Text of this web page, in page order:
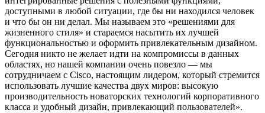
доступными в любой ситуации, где бы ни находился человек
и что бы он ни делал. Мы называем это «решениями для
жизненного стиля» и стараемся насытить их лучшей
функциональностью и оформить привлекательным дизайном.
Сегодня никто не желает идти на компромиссы в данных
областях, но нашей компании очень повезло — мы
сотрудничаем с Cisco, настоящим лидером, который стремится
использовать лучшие качества двух миров: высокую
производительность новаторских технологий корпоративного
класса и удобный дизайн, привлекающий пользователей».